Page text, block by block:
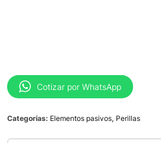
Cotizar por WhatsApp
Categorías: Elementos pasivos, Perillas